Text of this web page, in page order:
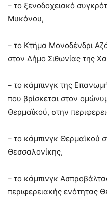
– το ξενοδοχειακό
Μυκόνου,
– το Κτήμα Μονοδένδρι
στον Δήμο Σιθωνίας της
– το κάμπινγκ της
που βρίσκεται στον
Θερμαϊκού, στην
– το κάμπινγκ Θερμαϊκού
Θεσσαλονίκης,
– το κάμπινγκ
περιφερειακής ενότητας